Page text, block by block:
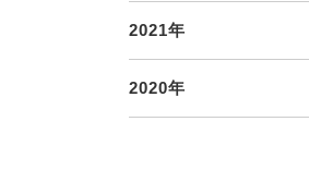
2021年
2020年